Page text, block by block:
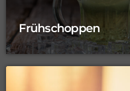
Frühschoppen